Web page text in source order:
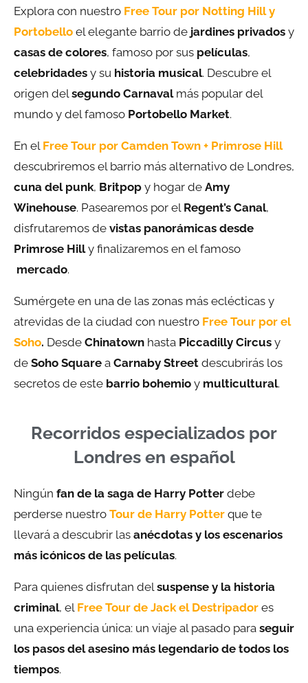
Explora con nuestro Free Tour por Notting Hill y
Portobello el elegante barrio de jardines privados y
casas de colores, famoso por sus películas,
celebridades y su historia musical. Descubre el
origen del segundo Carnavalmás popular del
mundo y del famoso Portobello Market.
En el Free Tour por Camden Town + Primrose Hill
descubriremos el barrio más alternativo de Londres,
cuna del punk, Britpop y hogar de Amy
Winehouse. Pasearemos por el Regent’s Canal,
disfrutaremos de vistas panorámicas desde
Primrose Hilly finalizaremos en el famoso
mercado.
Sumérgete en una de las zonas más eclécticas y
atrevidas de la ciudad con nuestro Free Tour por el
Soho. Desde Chinatown hasta Piccadilly Circus y
de Soho Square a Carnaby Street descubrirás los
secretos de este barrio bohemio y multicultural.
Recorridos especializados por
Londres en español
Ningún fan de la saga de Harry Potter debe
perderse nuestro Tour de Harry Potter que te
llevará a descubrir las anécdotas y los escenarios
más icónicos de las películas.
Para quienes disfrutan del suspense y la historia
criminal, el Free Tour de Jack el Destripador es
una experiencia única: un viaje al pasado para seguir
los pasos del asesino más legendario de todos los
tiempos.